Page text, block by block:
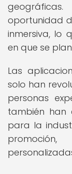
oportunidad
inmersiva, lo
en que se
Las
solo han
personas
también han
para la